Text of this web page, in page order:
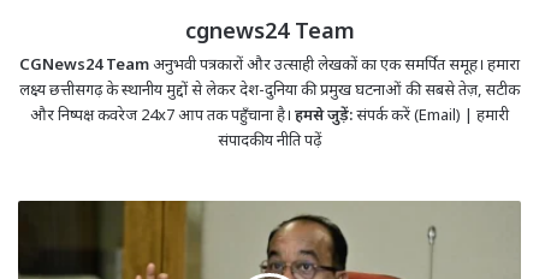
cgnews24 Team
CGNews24 Teamअनुभवी पत्रकारों और उत्साही लेखकों का एक समर्पित समूह। हमारा
लक्ष्य छत्तीसगढ़ के स्थानीय मुद्दों से लेकर देश-दुनिया की प्रमुख घटनाओं की सबसे तेज़, सटीक
और निष्पक्ष कवरेज 24x7 आप तक पहुँचाना है। हमसे जुड़ें:संपर्क करें (Email) | हमारी
संपादकीय नीति पढ़ें